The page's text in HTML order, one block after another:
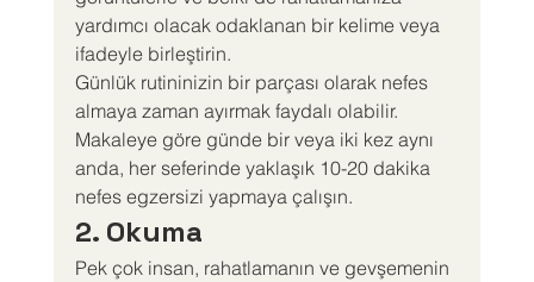
yardımcı olacak odaklanan bir kelime veya
ifadeyle birleştirin.
Günlük rutininizin bir parçası olarak nefes
almaya zaman ayırmak faydalı olabilir.
Makaleye göre günde bir veya iki kez aynı
anda, her seferinde yaklaşık 10-20 dakika
nefes egzersizi yapmaya çalışın.
2. Okuma
Pek çok insan, rahatlamanın ve gevşemenin